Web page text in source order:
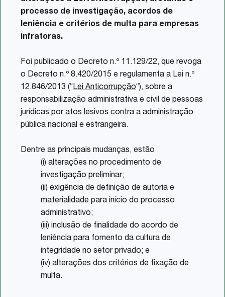
processo de investigação, acordos de
leniência e critérios de multa para empresas
infratoras.
Foi publicado o Decreto n.º 11.129/22, que revoga
o Decreto n.º 8.420/2015 e regulamenta a Lei n.º
12.846/2013 (“Lei Anticorrupção“), sobre a
responsabilização administrativa e civil de pessoas
jurídicas por atos lesivos contra a administração
pública nacional e estrangeira.
Dentre as principais mudanças, estão
(i) alterações no procedimento de
investigação preliminar;
(ii) exigência de definição de autoria e
materialidade para início do processo
administrativo;
(iii) inclusão de finalidade do acordo de
leniência para fomento da cultura de
integridade no setor privado; e
(iv) alterações dos critérios de fixação de
multa.